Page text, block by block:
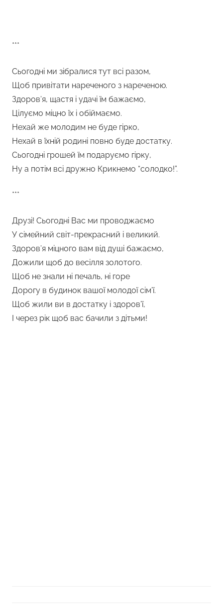
***
Сьогодні ми зібралися тут всі разом,
Щоб привітати нареченого з нареченою.
Здоров’я, щастя і удачі їм бажаємо,
Цілуємо міцно їх і обіймаємо.
Нехай же молодим не буде гірко,
Нехай в їхній родині повно буде достатку.
Сьогодні грошей їм подаруємо гірку,
Ну а потім всі дружно Крикнемо “солодко!”.
***
Друзі! Сьогодні Вас ми проводжаємо
У сімейний світ-прекрасний і великий.
Здоров’я міцного вам від душі бажаємо,
Дожили щоб до весілля золотого.
Щоб не знали ні печаль, ні горе
Дорогу в будинок вашої молодої сім’ї.
Щоб жили ви в достатку і здоров’ї,
І через рік щоб вас бачили з дітьми!